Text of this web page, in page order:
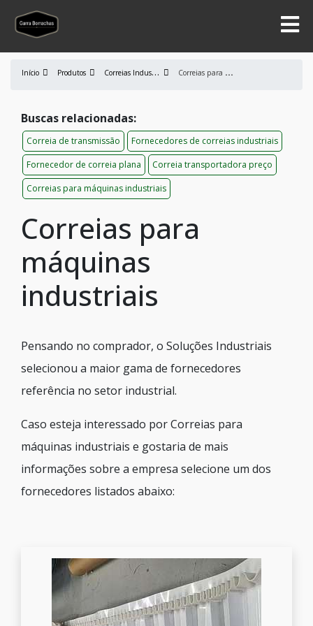
Início Produtos C
orreias Industriais C
orreias para máquinas industriais
Buscas relacionadas:
Correia de transmissão
Fornecedores de correias industriais
Fornecedor de correia plana
Correia transportadora preço
Correias para máquinas industriais
Correias para
máquinas
industriais
Pensando no comprador, o Soluções Industriais
selecionou a maior gama de fornecedores
referência no setor industrial.
Caso esteja interessado por Correias para
máquinas industriais e gostaria de mais
informações sobre a empresa selecione um dos
fornecedores listados abaixo: